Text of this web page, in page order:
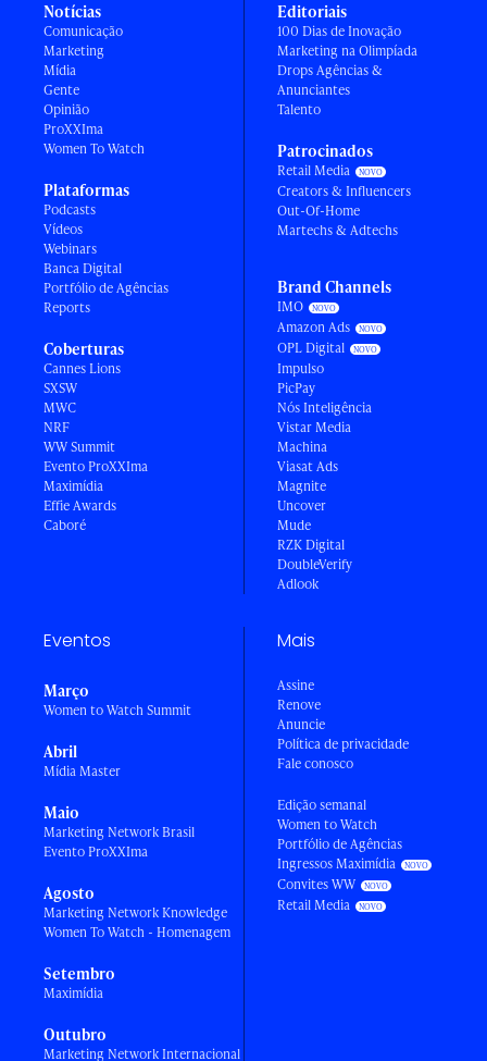
Notícias
Comunicação
Marketing
Mídia
Gente
Opinião
ProXXIma
Women To Watch
Plataformas
Podcasts
Vídeos
Webinars
Banca Digital
Portfólio de Agências
Reports
Coberturas
Cannes Lions
SXSW
MWC
NRF
WW Summit
Evento ProXXIma
Maximídia
Effie Awards
Caboré
Editoriais
100 Dias de Inovação
Marketing na Olimpíada
Drops Agências &
Anunciantes
Talento
Patrocinados
Retail Media
Creators & Influencers
Out-Of-Home
Martechs & Adtechs
Brand Channels
IMO
Amazon Ads
OPL Digital
Impulso
PicPay
Nós Inteligência
Vistar Media
Machina
Viasat Ads
Magnite
Uncover
Mude
RZK Digital
DoubleVerify
Adlook
Eventos
Março
Women to Watch Summit
Abril
Mídia Master
Maio
Marketing Network Brasil
Evento ProXXIma
Agosto
Marketing Network Knowledge
Women To Watch - Homenagem
Setembro
Maximídia
Outubro
Marketing Network Internacional
Mais
Assine
Renove
Anuncie
Política de privacidade
Fale conosco
Edição semanal
Women to Watch
Portfólio de Agências
Ingressos Maximídia
Convites WW
Retail Media